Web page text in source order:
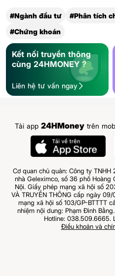
#Ngành đầu tư
#Phân tích
#Chứng khoán
Kết nối truyền thông
cùng 24HMONEY ?
Liên hệ tư vấn ngay
Tải app 24HMoney trên
Cơ quan chủ quản: Công ty
nhà Geleximco, số 36 phố Hoàng
Nội. Giấy phép mạng xã hội số
VÀ TRUYỀN THÔNG cấp ngày
mạng xã hội số 103/GP-BTTTT
nhiệm nội dung: Phạm Đình
Hotline: 038.509.6665.
Điều khoản và